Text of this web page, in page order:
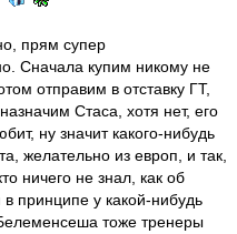
прям супер
Сначала купим никому не
отправим в отставку ГТ,
Стаса, хотя нет, его
ну значит какого-нибудь
желательно из европ, и так,
ничего не знал, как об
принципе у какой-нибудь
тоже тренеры